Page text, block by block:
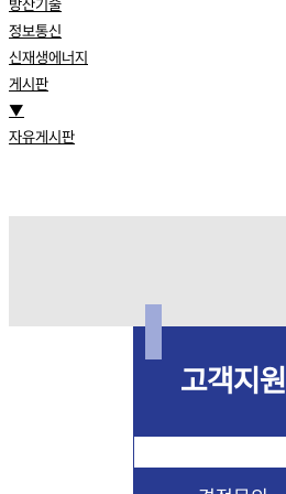
방산기술
정보통신
신재생에너지
게시판
▼
자유게시판
고객지원